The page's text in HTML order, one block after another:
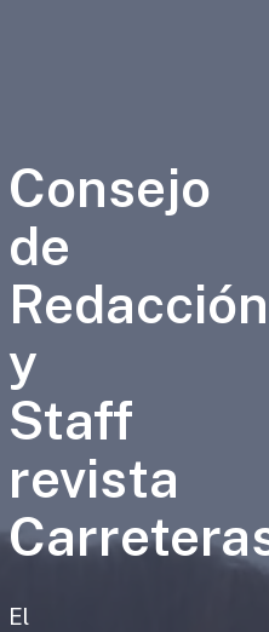
Consejo
de
Redacción
y
Staff
revista
El